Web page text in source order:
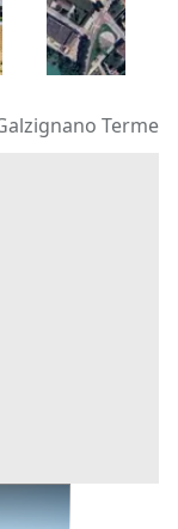
Vigodarzere
15/09/2026
Terme